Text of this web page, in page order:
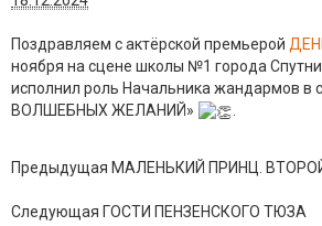
Поздравляем с актëрской премьерой
ноября на сцене школы №1 города
исполнил роль Начальника жандармов в
ВОЛШЕБНЫХ ЖЕЛАНИЙ»
.
Предыдущая МАЛЕНЬКИЙ ПРИНЦ.
Следующая ГОСТИ ПЕНЗЕНСКОГО ТЮЗА